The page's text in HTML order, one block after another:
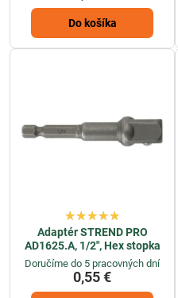
Do košíka
Adaptér STREND PRO
AD1625.A, 1/2", Hex stopka
Doručíme do 5 pracovných dní
0,55 €